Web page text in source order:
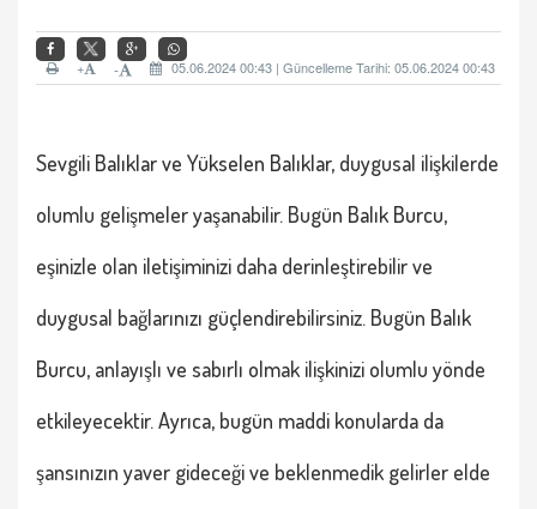
05.06.2024 00:43 | Güncelleme Tarihi: 05.06.2024 00:43
-
+
Sevgili Balıklar ve Yükselen Balıklar, duygusal ilişkilerde
olumlu gelişmeler yaşanabilir. Bugün Balık Burcu,
eşinizle olan iletişiminizi daha derinleştirebilir ve
duygusal bağlarınızı güçlendirebilirsiniz. Bugün Balık
Burcu, anlayışlı ve sabırlı olmak ilişkinizi olumlu yönde
etkileyecektir. Ayrıca, bugün maddi konularda da
şansınızın yaver gideceği ve beklenmedik gelirler elde